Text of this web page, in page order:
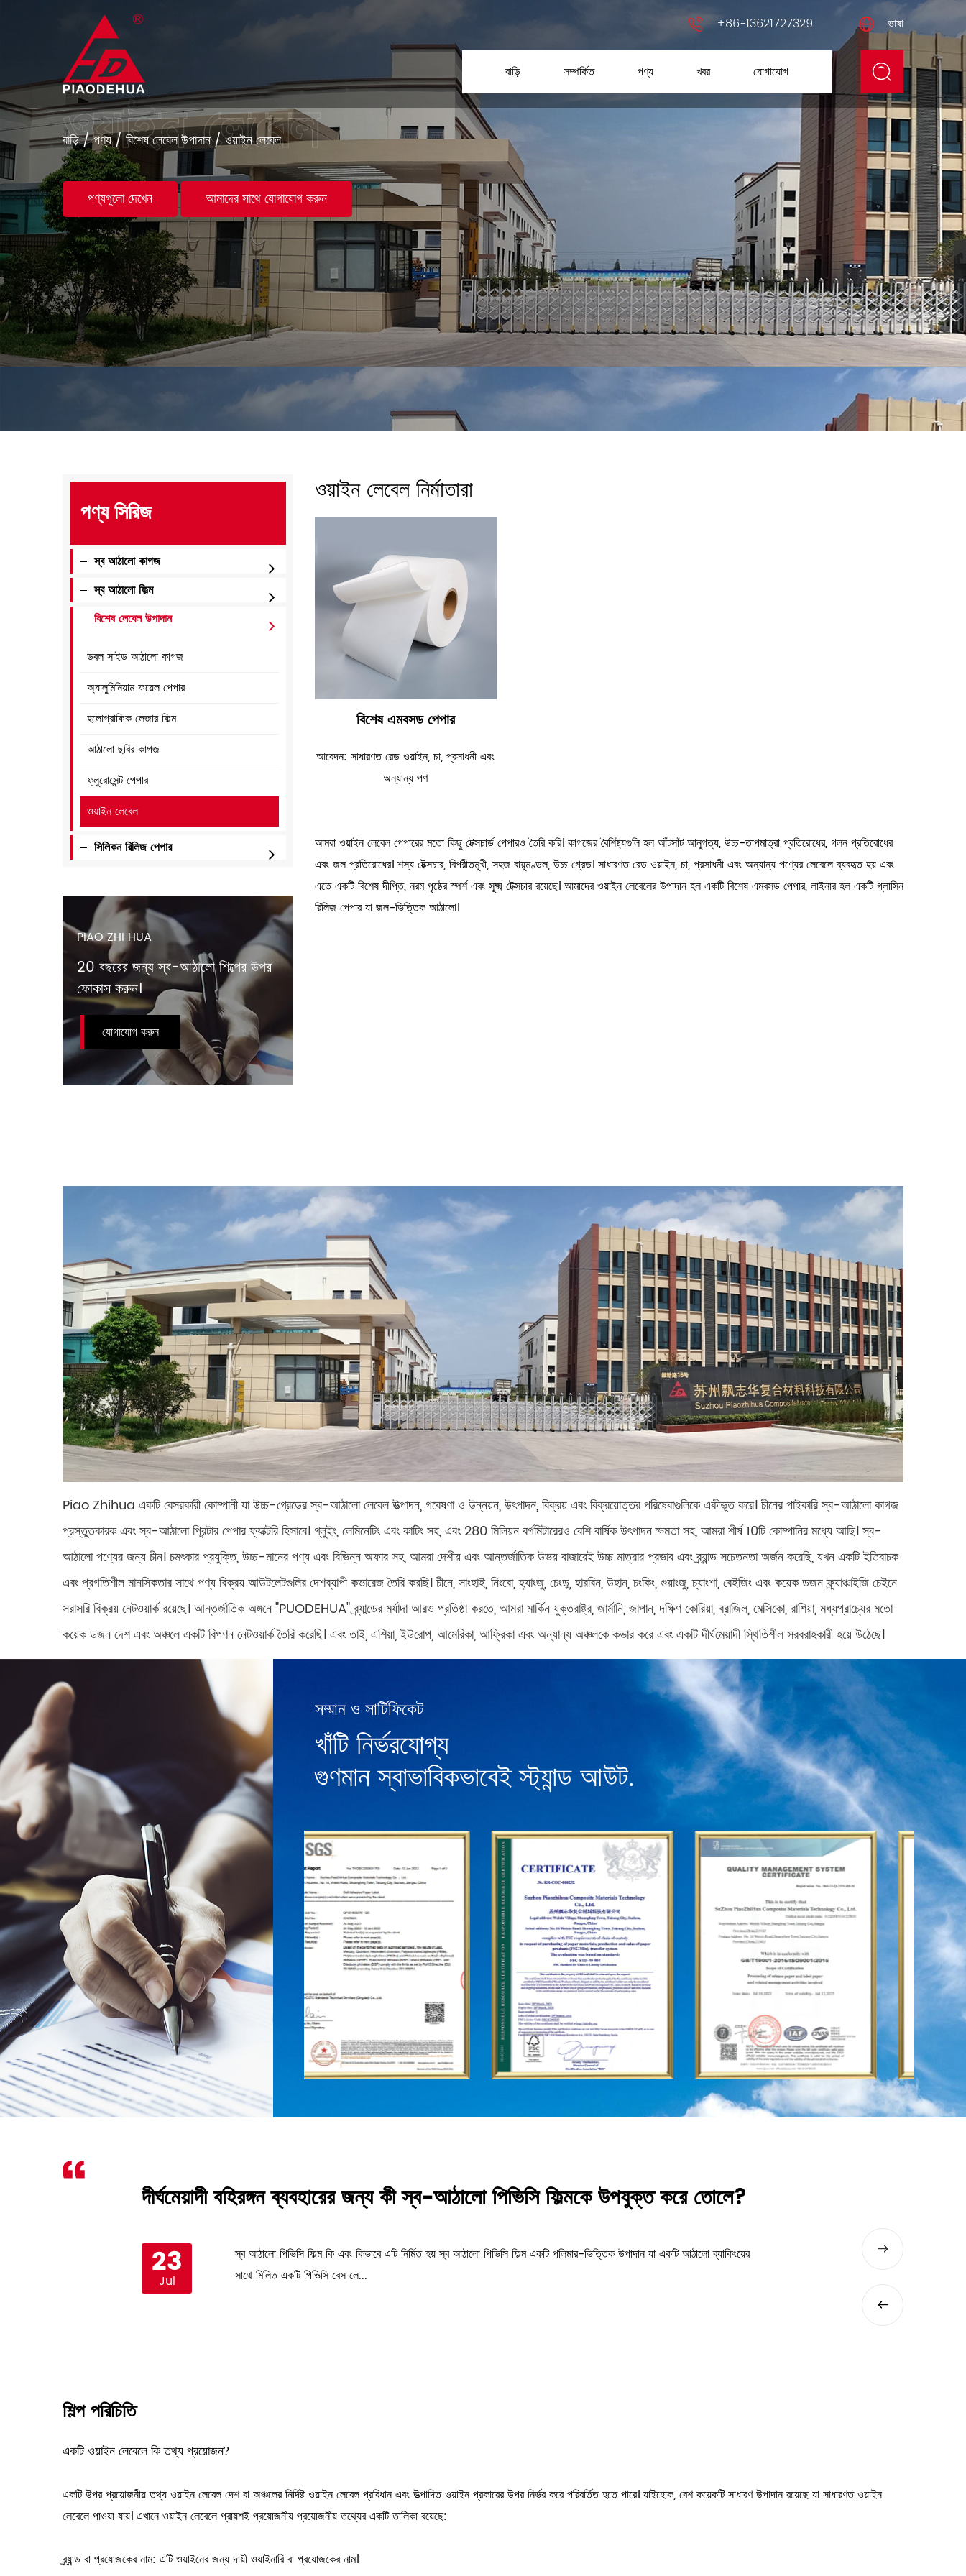
+86-13621727329 ভাষা
বাড়ি সম্পর্কিত পণ্য খবর যোগাযোগ
বাড়ি/পণ্য/বিশেষ লেবেল উপাদান/ওয়াইন লেবেল
পণ্যগূলো দেখেন আমাদের সাথে যোগাযোগ করুন
পণ্য সিরিজ
স্ব আঠালো কাগজ
স্ব আঠালো ফিল্ম
বিশেষ লেবেল উপাদান
ডবল সাইড আঠালো কাগজ
অ্যালুমিনিয়াম ফয়েল পেপার
হলোগ্রাফিক লেজার ফিল্ম
আঠালো ছবির কাগজ
ফ্লুরোসেন্ট পেপার
ওয়াইন লেবেল
সিলিকন রিলিজ পেপার
PIAO ZHI HUA
20 বছরের জন্য স্ব-আঠালো শিল্পের উপর
ফোকাস করুন।
যোগাযোগ করুন
ওয়াইন লেবেল নির্মাতারা
বিশেষ এমবসড পেপার
আবেদন: সাধারণত রেড ওয়াইন, চা, প্রসাধনী এবং
অন্যান্য পণ
আমরা ওয়াইন লেবেল পেপারের মতো কিছু টেক্সচার্ড পেপারও তৈরি করি। কাগজের বৈশিষ্ট্যগুলি হল আঁটসাঁট আনুগত্য, উচ্চ-তাপমাত্রা প্রতিরোধের, গলন প্রতিরোধের
এবং জল প্রতিরোধের। শস্য টেক্সচার, বিপরীতমুখী, সহজ বায়ুমণ্ডল, উচ্চ গ্রেড। সাধারণত রেড ওয়াইন, চা, প্রসাধনী এবং অন্যান্য পণ্যের লেবেলে ব্যবহৃত হয় এবং
এতে একটি বিশেষ দীপ্তি, নরম পৃষ্ঠের স্পর্শ এবং সূক্ষ্ম টেক্সচার রয়েছে। আমাদের ওয়াইন লেবেলের উপাদান হল একটি বিশেষ এমবসড পেপার, লাইনার হল একটি গ্লাসিন
রিলিজ পেপার যা জল-ভিত্তিক আঠালো।
Piao Zhihua একটি বেসরকারী কোম্পানী যা উচ্চ-গ্রেডের স্ব-আঠালো লেবেল উত্পাদন, গবেষণা ও উন্নয়ন, উৎপাদন, বিক্রয় এবং বিক্রয়োত্তর পরিষেবাগুলিকে একীভূত করে। চীনের পাইকারি স্ব-আঠালো কাগজ
প্রস্তুতকারক এবং স্ব-আঠালো প্রিন্টার পেপার ফ্যাক্টরি হিসাবে। গ্লুইং, লেমিনেটিং এবং কাটিং সহ, এবং 280 মিলিয়ন বর্গমিটারেরও বেশি বার্ষিক উৎপাদন ক্ষমতা সহ, আমরা শীর্ষ 10টি কোম্পানির মধ্যে আছি। স্ব-
আঠালো পণ্যের জন্য চীন। চমৎকার প্রযুক্তি, উচ্চ-মানের পণ্য এবং বিভিন্ন অফার সহ, আমরা দেশীয় এবং আন্তর্জাতিক উভয় বাজারেই উচ্চ মাত্রার প্রভাব এবং ব্র্যান্ড সচেতনতা অর্জন করেছি, যখন একটি ইতিবাচক
এবং প্রগতিশীল মানসিকতার সাথে পণ্য বিক্রয় আউটলেটগুলির দেশব্যাপী কভারেজ তৈরি করছি। চীনে, সাংহাই, নিংবো, হ্যাংজু, চেংডু, হারবিন, উহান, চংকিং, গুয়াংজু, চ্যাংশা, বেইজিং এবং কয়েক ডজন ফ্র্যাঞ্চাইজি চেইনে
সরাসরি বিক্রয় নেটওয়ার্ক রয়েছে। আন্তর্জাতিক অঙ্গনে "PUODEHUA" ব্র্যান্ডের মর্যাদা আরও প্রতিষ্ঠা করতে, আমরা মার্কিন যুক্তরাষ্ট্র, জার্মানি, জাপান, দক্ষিণ কোরিয়া, ব্রাজিল, মেক্সিকো, রাশিয়া, মধ্যপ্রাচ্যের মতো
কয়েক ডজন দেশ এবং অঞ্চলে একটি বিপণন নেটওয়ার্ক তৈরি করেছি। এবং তাই, এশিয়া, ইউরোপ, আমেরিকা, আফ্রিকা এবং অন্যান্য অঞ্চলকে কভার করে এবং একটি দীর্ঘমেয়াদী স্থিতিশীল সরবরাহকারী হয়ে উঠেছে।
সম্মান ও সার্টিফিকেট
খাঁটি নির্ভরযোগ্য
গুণমান স্বাভাবিকভাবেই স্ট্যান্ড আউট.
দীর্ঘমেয়াদী বহিরঙ্গন ব্যবহারের জন্য কী স্ব-আঠালো পিভিসি ফিল্মকে উপযুক্ত করে তোলে?
23
Jul
স্ব আঠালো পিভিসি ফিল্ম কি এবং কিভাবে এটি নির্মিত হয় স্ব আঠালো পিভিসি ফিল্ম একটি পলিমার-ভিত্তিক উপাদান যা একটি আঠালো ব্যাকিংয়ের
সাথে মিলিত একটি পিভিসি বেস লে...
কিভাবে স্ব-আঠালো
দিয়ে শুরু হয় যা একটি ক্যারি...
শিল্প পরিচিতি
একটি ওয়াইন লেবেলে কি তথ্য প্রয়োজন?
একটি উপর প্রয়োজনীয় তথ্যওয়াইন লেবেলদেশ বা অঞ্চলের নির্দিষ্ট ওয়াইন লেবেল প্রবিধান এবং উত্পাদিত ওয়াইন প্রকারের উপর নির্ভর করে পরিবর্তিত হতে পারে। যাইহোক, বেশ কয়েকটি সাধারণ উপাদান রয়েছে যা সাধারণত ওয়াইন
লেবেলে পাওয়া যায়। এখানে ওয়াইন লেবেলে প্রায়শই প্রয়োজনীয় প্রয়োজনীয় তথ্যের একটি তালিকা রয়েছে:
ব্র্যান্ড বা প্রযোজকের নাম: এটি ওয়াইনের জন্য দায়ী ওয়াইনারি বা প্রযোজকের নাম।